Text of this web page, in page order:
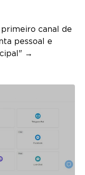
canal de
pessoal e
→